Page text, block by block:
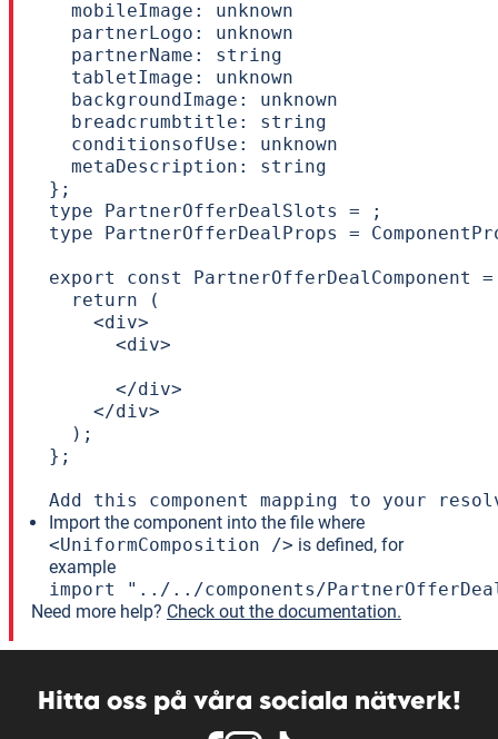
  mobileImage: unknown
  partnerLogo: unknown
  partnerName: string
  tabletImage: unknown
  backgroundImage: unknown
  breadcrumbtitle: string
  conditionsofUse: unknown
  metaDescription: string
};
type PartnerOfferDealSlots = ;
type PartnerOfferDealProps =
export const
  return (
    <div>
      <div>
      </div>
    </div>
  );
};
Add this component mapping to your
Import the component into the file where
<UniformComposition /> is defined, for
example
import "../../components/
Need more help? Check out the documentation.
Hitta oss på våra sociala nätverk!